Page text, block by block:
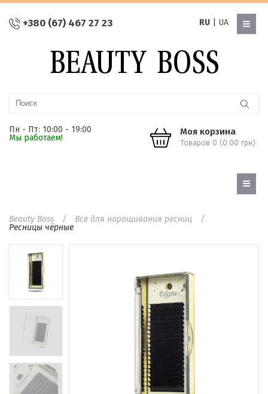
+380 (67) 467 27 23 RU| UA
Пн - Пт: 10:00 - 19:00
Мы работаем!
Моя корзина
Товаров 0 (0.00 грн)
Beauty Boss
Все для наращивания ресниц
Ресницы чёрные